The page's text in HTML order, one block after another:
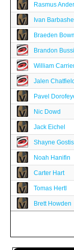
Rasmus
Ivan
Braeden
Brandon Bussi
William
Jalen Chatfield
Pavel
Nic Dowd
Jack Eichel
Shayne
Noah Hanifin
Carter Hart
Tomas Hertl
Brett Howden